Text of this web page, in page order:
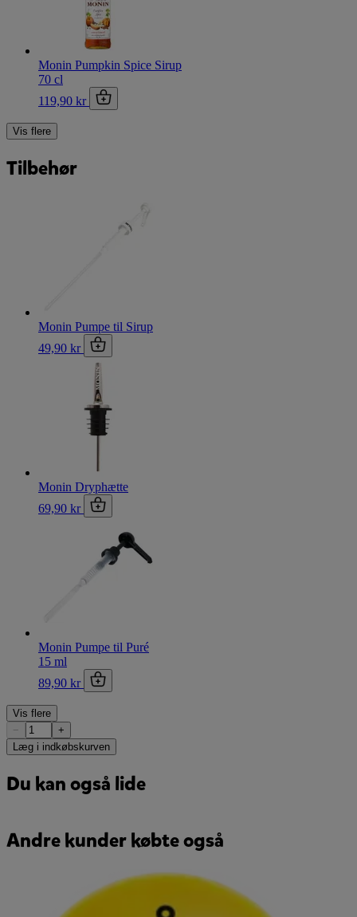
Monin Pumpkin Spice Sirup
70 cl
119,90 kr
Vis flere
Tilbehør
Monin Pumpe til Sirup
49,90 kr
Monin Dryphætte
69,90 kr
Monin Pumpe til Puré
15 ml
89,90 kr
Vis flere
−
+
Læg i indkøbskurven
Du kan også lide
Andre kunder købte også